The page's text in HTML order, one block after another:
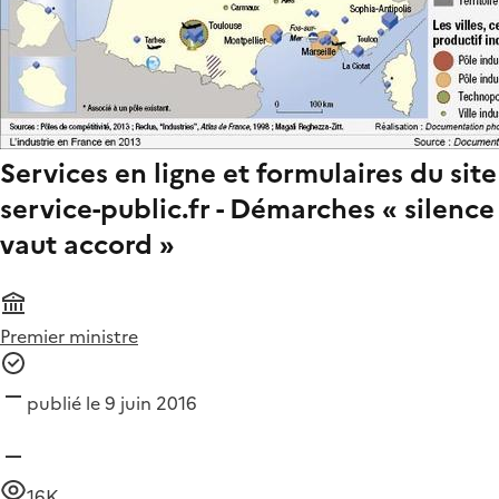
Services en ligne et formulaires du site
service-public.fr - Démarches « silence
vaut accord »
Premier ministre
publié le 9 juin 2016